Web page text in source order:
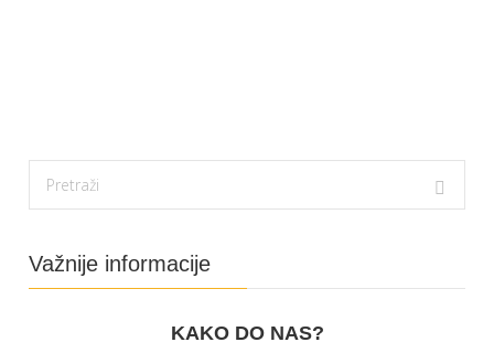
Važnije informacije
KAKO DO NAS?